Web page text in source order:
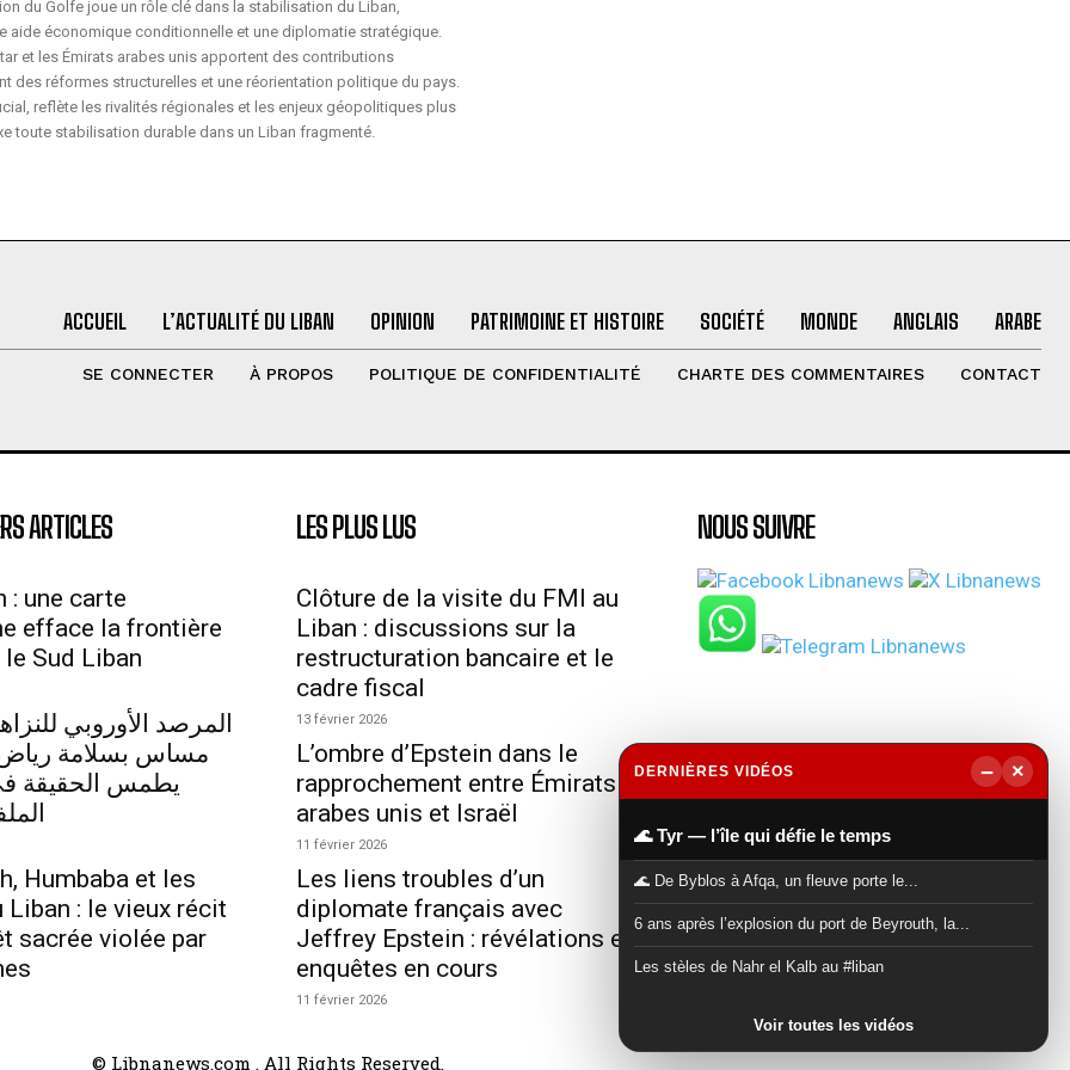
du Golfe joue un rôle clé dans la stabilisation du Liban,
aide économique conditionnelle et une diplomatie stratégique.
et les Émirats arabes unis apportent des contributions
des réformes structurelles et une réorientation politique du pays.
reflète les rivalités régionales et les enjeux géopolitiques plus
toute stabilisation durable dans un Liban fragmenté.
ACCUEIL L’ACTUALITÉ DU LIBAN OPINION PATRIMOINE ET HISTOIRE SOCIÉTÉ MONDE ANGLAIS ARABE
SE CONNECTER À PROPOS POLITIQUE DE CONFIDENTIALITÉ CHARTE DES COMMENTAIRES CONTACT
ARTICLES
: une carte
efface la frontière
Sud Liban
المرصد الأوروبي
مساس بسلامة
يطمس الحقيقة
Humbaba et les
Liban : le vieux récit
sacrée violée par
LES PLUS LUS
Clôture de la visite du FMI au
Liban : discussions sur la
restructuration bancaire et le
cadre fiscal
13 février 2026
L’ombre d’Epstein dans le
rapprochement entre Émirats
arabes unis et Israël
11 février 2026
Les liens troubles d’un
diplomate français avec
Jeffrey Epstein : révélations et
enquêtes en cours
11 février 2026
NOUS SUIVRE
© Libnanews.com . All Rights Reserved.
DERNIÈRES VIDÉOS − ×
🌊 Tyr — l’île qui défie le temps
🌊 De Byblos à Afqa, un fleuve porte le...
6 ans après l’explosion du port de Beyrouth, la...
Les stèles de Nahr el Kalb au #liban
Voir toutes les vidéos